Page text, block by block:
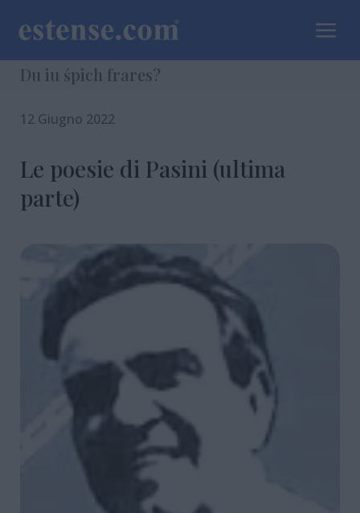
a
Du iu śpich frares?
12 Giugno 2022
Le poesie di Pasini (ultima
parte)